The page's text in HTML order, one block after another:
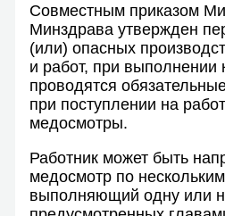
Совместным приказом
Минздрава утвержден
(или) опасных
и работ, при выполнении
проводятся
при поступлении на
медосмотры.
Работник может быть
медосмотр по
выполняющий одну или